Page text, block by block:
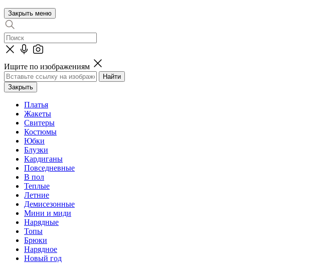
Закрыть меню
Ищите по изображениям
Закрыть
Платья
Жакеты
Свитеры
Костюмы
Юбки
Блузки
Кардиганы
Повседневные
В пол
Теплые
Летние
Демисезонные
Мини и миди
Нарядные
Топы
Брюки
Нарядное
Новый год